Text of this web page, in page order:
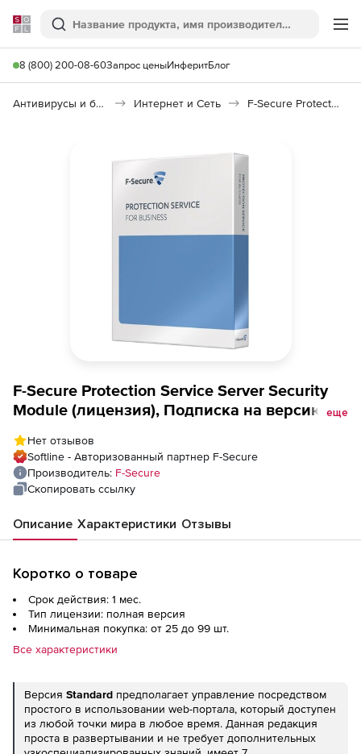
Softline
Поиск
8 (800) 200-08-60Запрос ценыИнферитБлог
Антивирусы и безопасность Интернет и Сеть F-Secure Protection Service for Business (PSB), Server Security Module
F-Secure Protection Service Server Security
Module (лицензия), Подписка на версию
еще
Нет отзывов
Softline - Авторизованный партнер F-Secure
Производитель: F-Secure
Скопировать ссылку
Описание Характеристики Отзывы
Коротко о товаре
Срок действия: 1 мес.
Тип лицензии: полная версия
Минимальная покупка: от 25 до 99 шт.
Все характеристики
Версия Standard предполагает управление посредством
простого в использовании web-портала, который доступен
из любой точки мира в любое время. Данная редакция
проста в развертывании и не требует дополнительных